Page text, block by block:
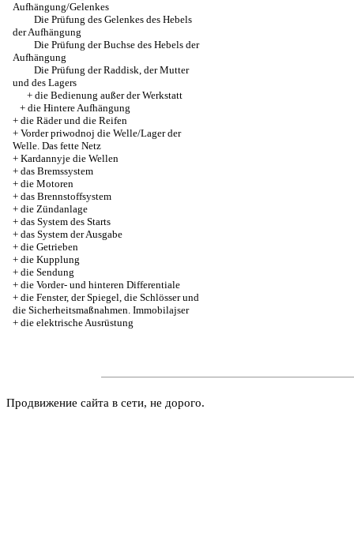
Aufhängung/Gelenkes
Die Prüfung des Gelenkes des Hebels
der Aufhängung
Die Prüfung der Buchse des Hebels der
Aufhängung
Die Prüfung der Raddisk, der Mutter
und des Lagers
+ die Bedienung außer der Werkstatt
+ die Hintere Aufhängung
+ die Räder und die Reifen
+ Vorder priwodnoj die Welle/Lager der
Welle. Das fette Netz
+ Kardannyje die Wellen
+ das Bremssystem
+ die Motoren
+ das Brennstoffsystem
+ die Zündanlage
+ das System des Starts
+ das System der Ausgabe
+ die Getrieben
+ die Kupplung
+ die Sendung
+ die Vorder- und hinteren Differentiale
+ die Fenster, der Spiegel, die Schlösser und
die Sicherheitsmaßnahmen. Immobilajser
+ die elektrische Ausrüstung
Продвижение сайта в сети, не дорого.